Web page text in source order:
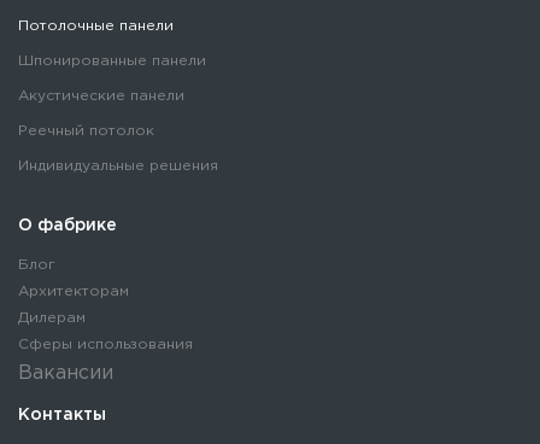
Контакты
Потолочные панели
Шпонированные панели
Акустические панели
Реечный потолок
Индивидуальные решения
О фабрике
Блог
Архитекторам
Дилерам
Сферы использования
Вакансии